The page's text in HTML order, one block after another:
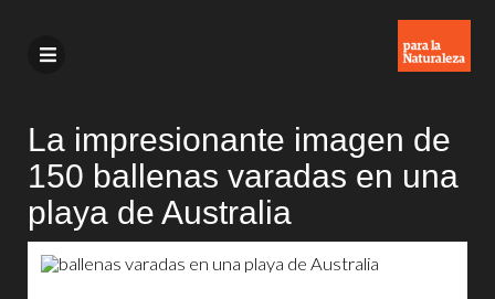
La impresionante imagen de
150 ballenas varadas en una
playa de Australia